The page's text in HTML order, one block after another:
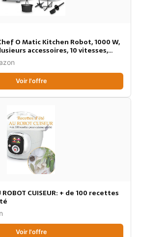
O Matic Kitchen Robot, 1000 W,
accessoires, 10 vitesses,
Écran tactile LED
Voir l'offre
CUISEUR: + de 100 recettes
Voir l'offre